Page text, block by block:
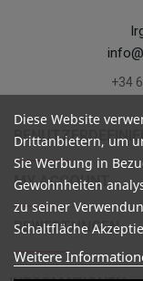
+34
MY ACCOUNT
BEWERTUNGEN
Diese Website
Drittanbietern, um
Sie Werbung in
Gewohnheiten
zu seiner
Schaltfläche
Weitere